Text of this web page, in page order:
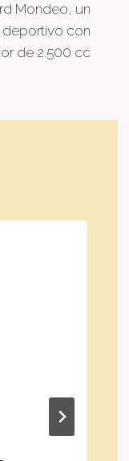
Mondeo, un
deportivo con
de 2.500 cc